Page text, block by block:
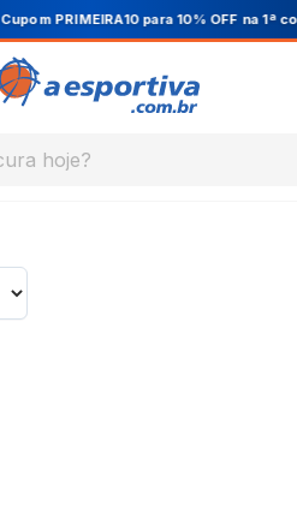
para 10% OFF na 1ª compra
hoje?